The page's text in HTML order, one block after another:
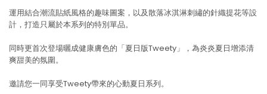
運用結合潮流貼紙風格的趣味圖案，以及散落冰淇淋刺繡的針織提花等設
計，打造只屬於本系列的特別單品。
同時更首次登場曬成健康膚色的「夏日版Tweety」，為炎炎夏日增添清
爽甜美的氛圍。
邀請您一同享受Tweety帶來的心動夏日系列。